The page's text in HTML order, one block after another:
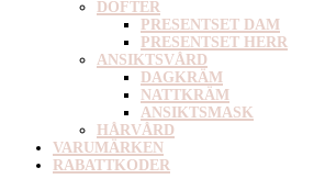
DOFTER
PRESENTSET DAM
PRESENTSET HERR
ANSIKTSVÅRD
DAGKRÄM
NATTKRÄM
ANSIKTSMASK
HÅRVÅRD
VARUMÄRKEN
RABATTKODER